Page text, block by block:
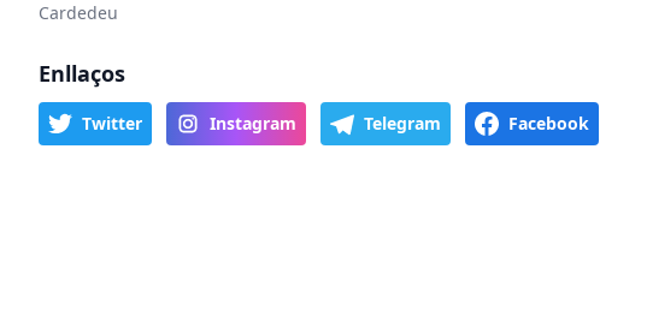
Cardedeu
Enllaços
Twitter Instagram Telegram Facebook